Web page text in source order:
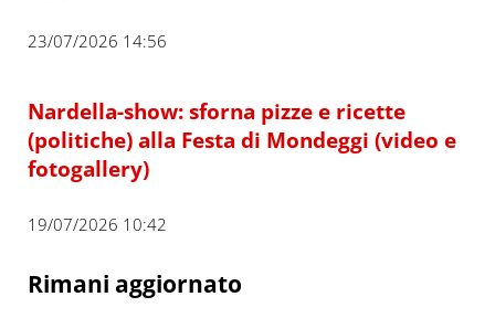
23/07/2026 14:56
Nardella-show: sforna pizze e ricette
(politiche) alla Festa di Mondeggi (video e
fotogallery)
19/07/2026 10:42
Rimani aggiornato